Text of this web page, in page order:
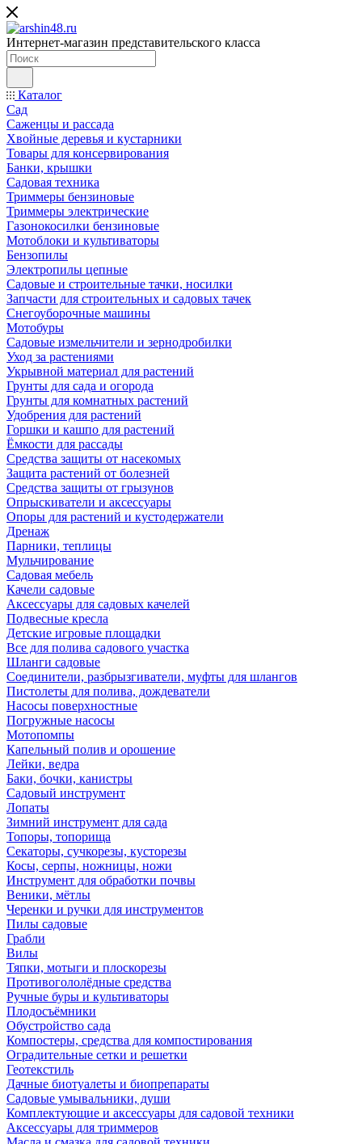
Интернет-магазин представительского класса
Каталог
Сад
Саженцы и рассада
Хвойные деревья и кустарники
Товары для консервирования
Банки, крышки
Садовая техника
Триммеры бензиновые
Триммеры электрические
Газонокосилки бензиновые
Мотоблоки и культиваторы
Бензопилы
Электропилы цепные
Садовые и строительные тачки, носилки
Запчасти для строительных и садовых тачек
Снегоуборочные машины
Мотобуры
Садовые измельчители и зернодробилки
Уход за растениями
Укрывной материал для растений
Грунты для сада и огорода
Грунты для комнатных растений
Удобрения для растений
Горшки и кашпо для растений
Ёмкости для рассады
Средства защиты от насекомых
Защита растений от болезней
Средства защиты от грызунов
Опрыскиватели и аксессуары
Опоры для растений и кустодержатели
Дренаж
Парники, теплицы
Мульчирование
Садовая мебель
Качели садовые
Аксессуары для садовых качелей
Подвесные кресла
Детские игровые площадки
Все для полива садового участка
Шланги садовые
Соединители, разбрызгиватели, муфты для шлангов
Пистолеты для полива, дождеватели
Насосы поверхностные
Погружные насосы
Мотопомпы
Капельный полив и орошение
Лейки, ведра
Баки, бочки, канистры
Садовый инструмент
Лопаты
Зимний инструмент для сада
Топоры, топорища
Секаторы, сучкорезы, кусторезы
Косы, серпы, ножницы, ножи
Инструмент для обработки почвы
Веники, мётлы
Черенки и ручки для инструментов
Пилы садовые
Грабли
Вилы
Тяпки, мотыги и плоскорезы
Противогололёдные средства
Ручные буры и культиваторы
Плодосъёмники
Обустройство сада
Компостеры, средства для компостирования
Оградительные сетки и решетки
Геотекстиль
Дачные биотуалеты и биопрепараты
Садовые умывальники, души
Комплектующие и аксессуары для садовой техники
Аксессуары для триммеров